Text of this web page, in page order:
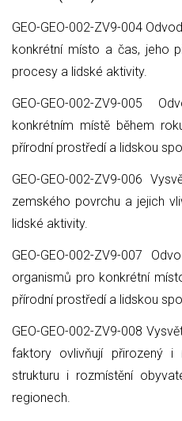
GEO-GEO-002-ZV9-004
konkrétní místo a čas, jeho
procesy a lidské aktivity.
GEO-GEO-002-ZV9-005
konkrétním místě během
přírodní prostředí a lidskou
GEO-GEO-002-ZV9-006
zemského povrchu a jejich
lidské aktivity.
GEO-GEO-002-ZV9-007
organismů pro konkrétní
přírodní prostředí a lidskou
GEO-GEO-002-ZV9-008
faktory ovlivňují přirozený
strukturu i rozmístění
regionech.